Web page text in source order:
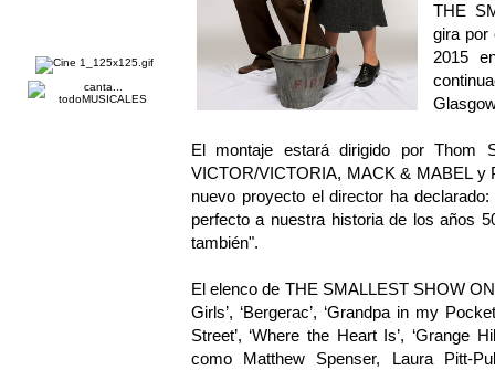
THE
gira por
2015
El montaje estará dirigido por Thom
VICTOR/VICTORIA, MACK & MABEL y
nuevo proyecto el director ha
perfecto a nuestra historia de los años
también".
El elenco de THE SMALLEST SHOW
Girls’, ‘Bergerac’, ‘Grandpa in my
Street’, ‘Where the Heart Is’,
como Matthew Spenser, Laura Pitt-